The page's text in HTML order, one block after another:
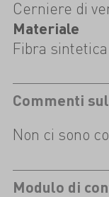
Cerniere di
Materiale
Fibra sintetica
Commenti
Non ci sono
Modulo di